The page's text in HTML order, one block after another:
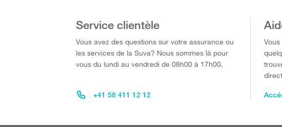
Service clientèle
Vous avez des questions sur votre assurance ou
les services de la Suva? Nous sommes là pour
vous du lundi au vendredi de 08h00 à 17h00.
+41 58 411 12 12